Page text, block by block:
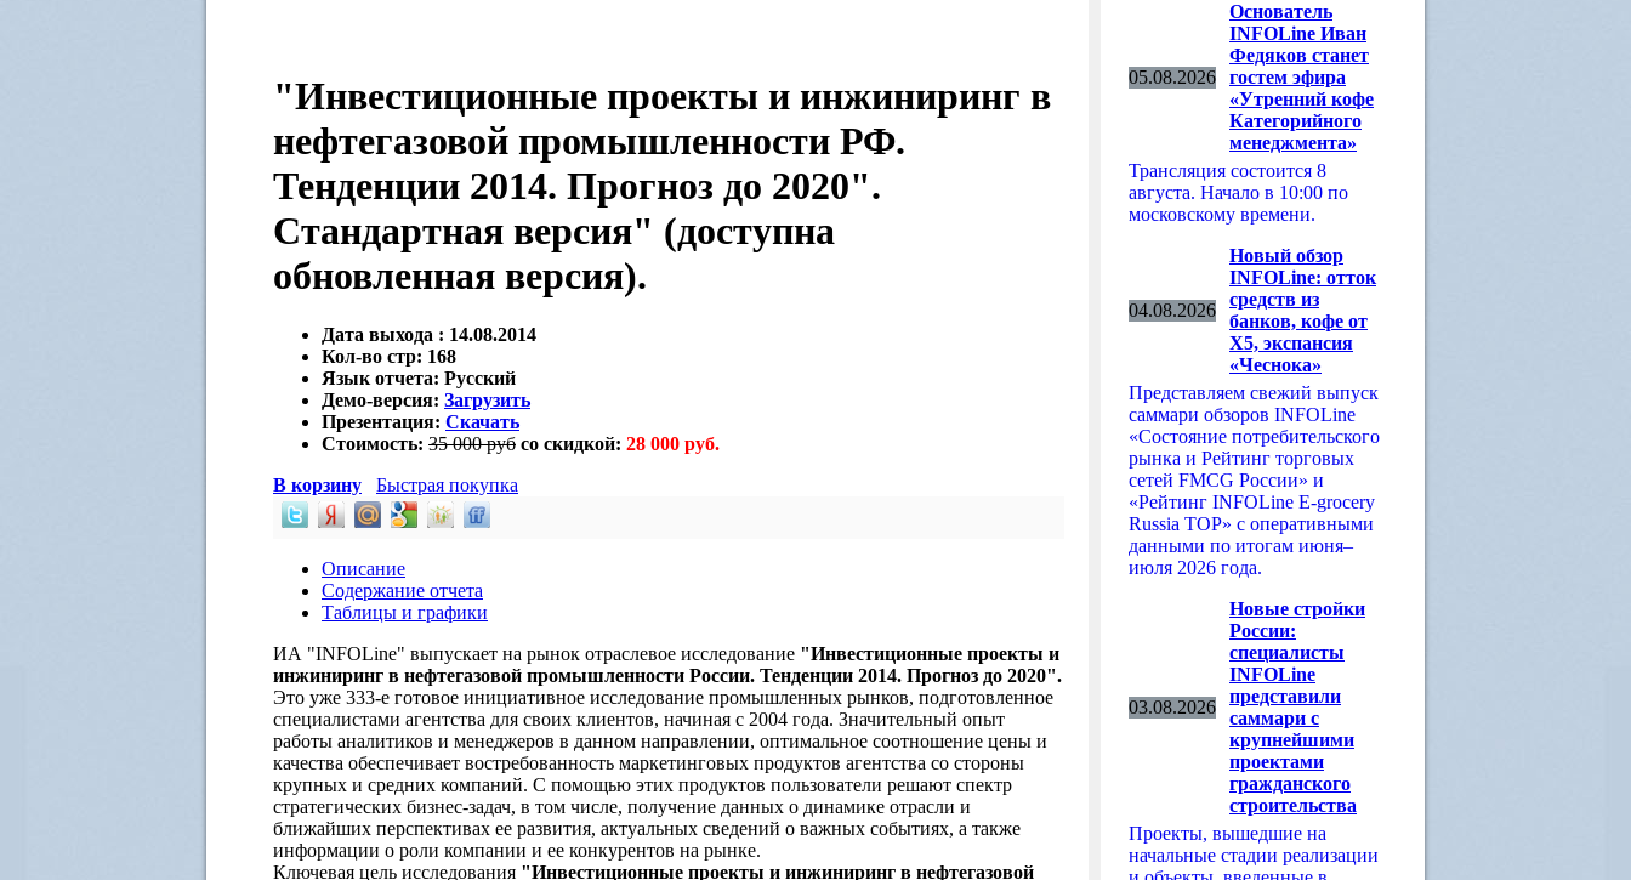
"Инвестиционные проекты и инжиниринг в
нефтегазовой промышленности РФ.
Тенденции 2014. Прогноз до 2020".
Стандартная версия" (доступна
обновленная версия).
Дата выхода : 14.08.2014
Кол-во стр: 168
Язык отчета: Русский
Демо-версия: Загрузить
Презентация: Скачать
Стоимость: 35 000 руб со скидкой: 28 000 руб.
В корзину
Быстрая покупка
Описание
Содержание отчета
Таблицы и графики
ИА "INFOLine" выпускает на рынок отраслевое исследование "Инвестиционные проекты и
инжиниринг в нефтегазовой промышленности России. Тенденции 2014. Прогноз до 2020".
Это уже 333-е готовое инициативное исследование промышленных рынков, подготовленное
специалистами агентства для своих клиентов, начиная с 2004 года. Значительный опыт
работы аналитиков и менеджеров в данном направлении, оптимальное соотношение цены и
качества обеспечивает востребованность маркетинговых продуктов агентства со стороны
крупных и средних компаний. С помощью этих продуктов пользователи решают спектр
стратегических бизнес-задач, в том числе, получение данных о динамике отрасли и
ближайших перспективах ее развития, актуальных сведений о важных событиях, а также
информации о роли компании и ее конкурентов на рынке.
Ключевая цель исследования "Инвестиционные проекты и инжиниринг в нефтегазовой
05.08.2026
Основатель
INFOLine Иван
Федяков станет
гостем эфира
«Утренний кофе
Категорийного
менеджмента»
Трансляция состоится 8
августа. Начало в 10:00 по
московскому времени.
04.08.2026
Новый обзор
INFOLine: отток
средств из
банков, кофе от
Х5, экспансия
«Чеснока»
Представляем свежий выпуск
саммари обзоров INFOLine
«Состояние потребительского
рынка и Рейтинг торговых
сетей FMCG России» и
«Рейтинг INFOLine E-grocery
Russia TOP» с оперативными
данными по итогам июня–
июля 2026 года.
03.08.2026
Новые стройки
России:
специалисты
INFOLine
представили
саммари с
крупнейшими
проектами
гражданского
строительства
Проекты, вышедшие на
начальные стадии реализации